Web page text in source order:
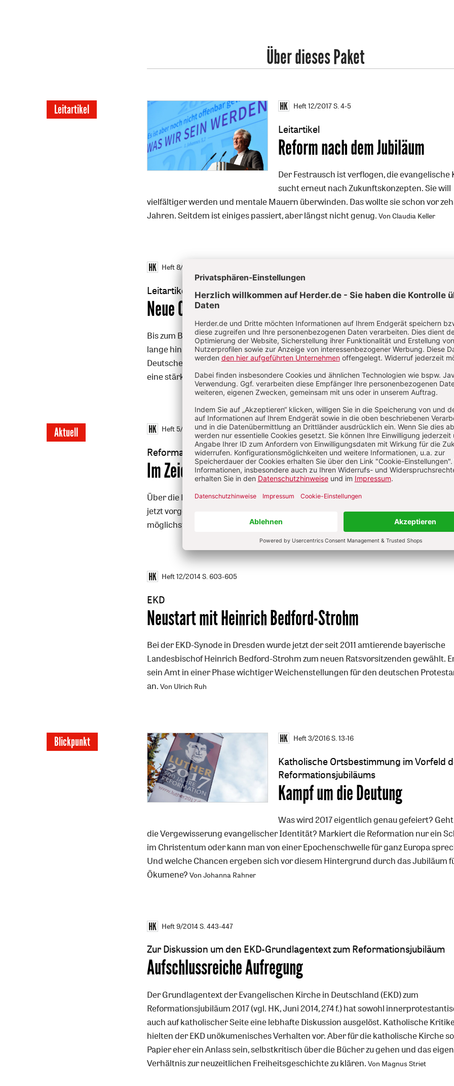
Über dieses Paket
Leitartikel Heft 12/2017S. 4-5
Leitartikel
:
Reform nach dem Jubiläum
Der Festrausch ist verflogen, die evangelische
sucht erneut nach Zukunftskonzepten. Sie will
vielfältiger werden und mentale Mauern überwinden. Das wollte sie schon vor
Jahren. Seitdem ist einiges passiert, aber längst nicht genug. Von Claudia Keller
Heft 8/2015
Leitartikel
:
Neue Chiffre Christusfest
Bis zum Beginn der Feierlichkeiten des Reformationsjubiläums 2017 ist es nicht
lange hin. Dabei sind noch längst nicht alle Fragen geklärt. Immerhin haben EKD
Deutsche Bischofskonferenz jetzt gemeinsam geplante Vorhaben bekannt
eine stärkere ökumenische Akzentuierung mit sich bringen werden.Von Stefan Orth
Aktuell Heft 5/2015S. 225-226
Reformationsjubiläum
:
Im Zeichen ökumenischer Lerngeschichten
Über die Feierlichkeiten des Reformationsjubiläums 2017 wurde zuletzt viel
jetzt vorgestellter Grundlagentext des „Ökumenischen Arbeitskreises“ empfiehlt
möglichst gemeinsames Gedenken und Begehen dieses Datums.
Von Stefan Orth
Heft 12/2014S. 603-605
EKD
:
Neustart mit Heinrich Bedford-Strohm
Bei der EKD-Synode in Dresden wurde jetzt der seit 2011 amtierende bayerische
Landesbischof Heinrich Bedford-Strohm zum neuen Ratsvorsitzenden gewählt.
sein Amt in einer Phase wichtiger Weichenstellungen für den deutschen
an. Von Ulrich Ruh
Blickpunkt Heft 3/2016S. 13-16
Katholische Ortsbestimmung im Vorfeld
Reformationsjubiläums
:
Kampf um die Deutung
Was wird 2017 eigentlich genau gefeiert?
die Vergewisserung evangelischer Identität? Markiert die Reformation nur ein
im Christentum oder kann man von einer Epochenschwelle für ganz Europa
Und welche Chancen ergeben sich vor diesem Hintergrund durch das Jubiläum
Ökumene? Von Johanna Rahner
Heft 9/2014S. 443-447
Zur Diskussion um den EKD-Grundlagentext zum Reformationsjubiläum
:
Aufschlussreiche Aufregung
Der Grundlagentext der Evangelischen Kirche in Deutschland (EKD) zum
Reformationsjubiläum 2017 (vgl. HK, Juni 2014, 274 f.) hat sowohl
auch auf katholischer Seite eine lebhafte Diskussion ausgelöst. Katholische
hielten der EKD unökumenisches Verhalten vor. Aber für die katholische Kirche
Papier eher ein Anlass sein, selbstkritisch über die Bücher zu gehen und das
Verhältnis zur neuzeitlichen Freiheitsgeschichte zu klären. Von Magnus Striet